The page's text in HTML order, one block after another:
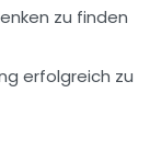
zu finden
erfolgreich zu